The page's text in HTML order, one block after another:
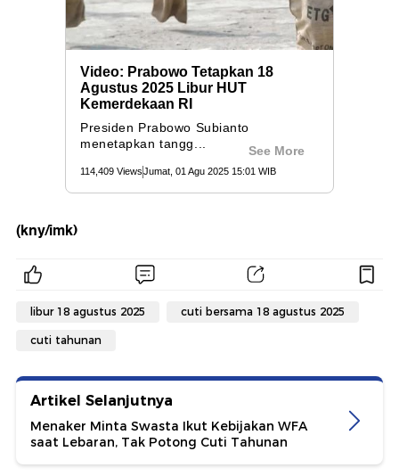
(kny/imk)
libur 18 agustus 2025 cuti bersama 18 agustus 2025
cuti tahunan
Artikel Selanjutnya
Menaker Minta Swasta Ikut Kebijakan WFA
saat Lebaran, Tak Potong Cuti Tahunan